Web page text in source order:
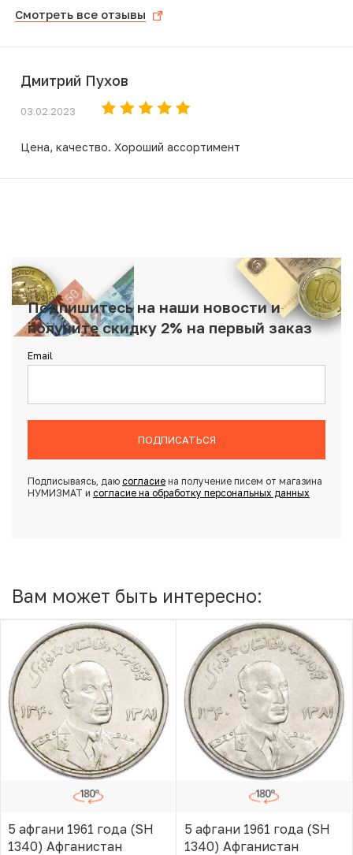
Смотреть все отзывы
Дмитрий Пухов
03.02.2023
Цена, качество. Хороший ассортимент
Подпишитесь на наши новости и
получите скидку 2% на первый заказ
Email
ПОДПИСАТЬСЯ
Подписываясь, даю согласиена получение писем от магазина
НУМИЗМАТ и согласие на обработку персональных данных
Вам может быть интересно:
5 афгани 1961 года (SH
1340) Афганистан
5 афгани 1961 года (SH
1340) Афганистан